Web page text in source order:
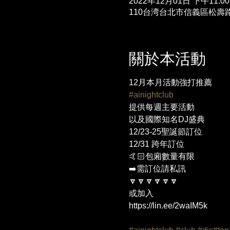
110台湾台北市信義區松壽
關於本活動
12月本月活動強打推薦
#ainightclub
提供每週主要活動
以及國際知名DJ盛典
12/23-25聖誕節訂位
12/31 跨年訂位
🤙🏻包廂數量有限
➡️需訂位請私訊
🔽🔽🔽🔽🔽🔽
或加入
https://lin.ee/2waIM5k